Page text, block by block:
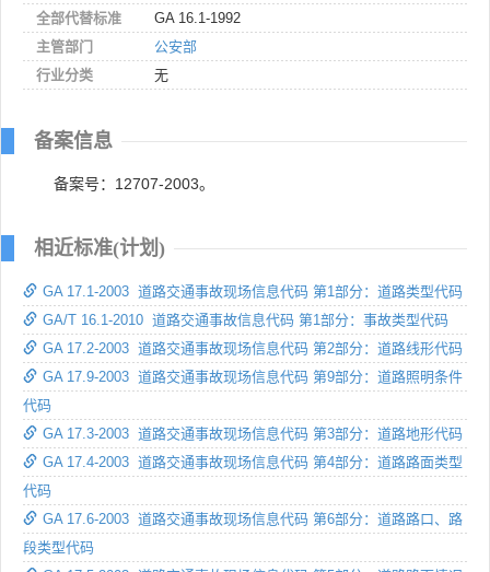
全部代替标准
GA 16.1-1992
主管部门
公安部
行业分类
无
备案信息
备案号：12707-2003。
相近标准(计划)
GA 17.1-2003 道路交通事故现场信息代码 第1部分：道路类型代码
GA/T 16.1-2010 道路交通事故信息代码 第1部分：事故类型代码
GA 17.2-2003 道路交通事故现场信息代码 第2部分：道路线形代码
GA 17.9-2003 道路交通事故现场信息代码 第9部分：道路照明条件
代码
GA 17.3-2003 道路交通事故现场信息代码 第3部分：道路地形代码
GA 17.4-2003 道路交通事故现场信息代码 第4部分：道路路面类型
代码
GA 17.6-2003 道路交通事故现场信息代码 第6部分：道路路口、路
段类型代码